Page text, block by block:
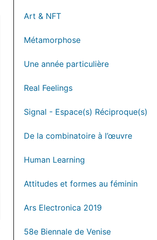
Art & NFT
Métamorphose
Une année particulière
Real Feelings
Signal - Espace(s) Réciproque(s)
De la combinatoire à l’œuvre
Human Learning
Attitudes et formes au féminin
Ars Electronica 2019
58e Biennale de Venise